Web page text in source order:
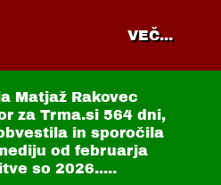
VEČ...
Matjaž Rakovec
za Trma.si 564 dni,
in sporočila
od februarja
so 2026.....